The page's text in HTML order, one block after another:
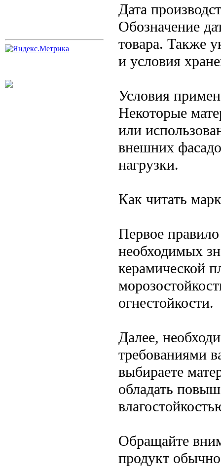
Дата
Обозначение
товара. Также
и условия
Условия
Некоторые
или
внешних
нагрузки.
Как читать
Первое
необходимых
керамической
огнестойкости.
Далее,
требованиями
выбираете
обладать
Обращайте
продукт